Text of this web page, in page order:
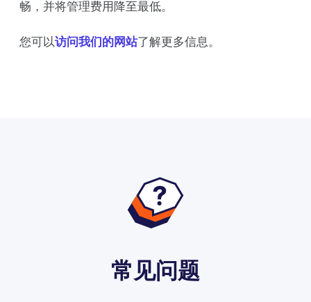
畅，并将管理费用降至最低。
您可以访问我们的网站了解更多信息。
常见问题